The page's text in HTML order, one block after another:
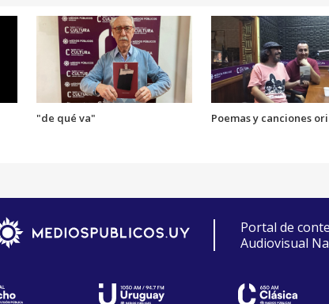
"de qué va" Poemas y canciones
Portal de
Audiovisual